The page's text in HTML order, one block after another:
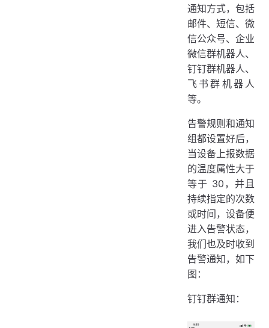
通知方式，包括
邮件、短信、微
信公众号、企业
微信群机器人、
钉钉群机器人、
飞书群机器人
等。
告警规则和通知
组都设置好后，
当设备上报数据
的温度属性大于
等于 30，并且
持续指定的次数
或时间，设备便
进入告警状态，
我们也及时收到
告警通知，如下
图：
钉钉群通知：